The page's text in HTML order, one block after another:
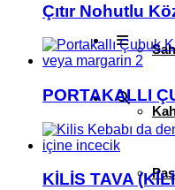
Çıtır Nohutlu
PORTAKALLI
KİLİS TAVA